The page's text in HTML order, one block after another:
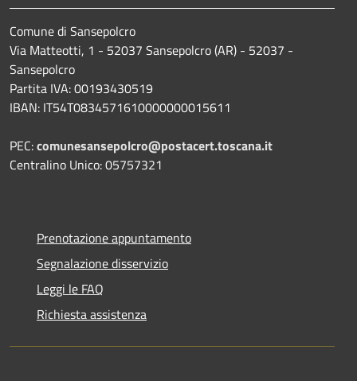
Comune di Sansepolcro
Via Matteotti, 1 - 52037 Sansepolcro (AR) - 52037 -
Sansepolcro
Partita IVA: 00193430519
IBAN: IT54T0834571610000000015611
PEC:comunesansepolcro@postacert.toscana.it
Centralino Unico: 05757321
Prenotazione appuntamento
Segnalazione disservizio
Leggi le FAQ
Richiesta assistenza